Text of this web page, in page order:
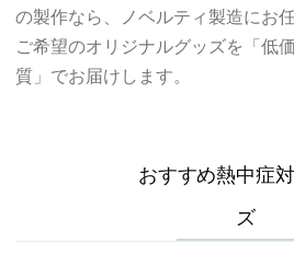
の製作なら、ノベルティ製造にお任
ご希望のオリジナルグッズを「低
質」でお届けします。
おすすめ熱中症
ズ